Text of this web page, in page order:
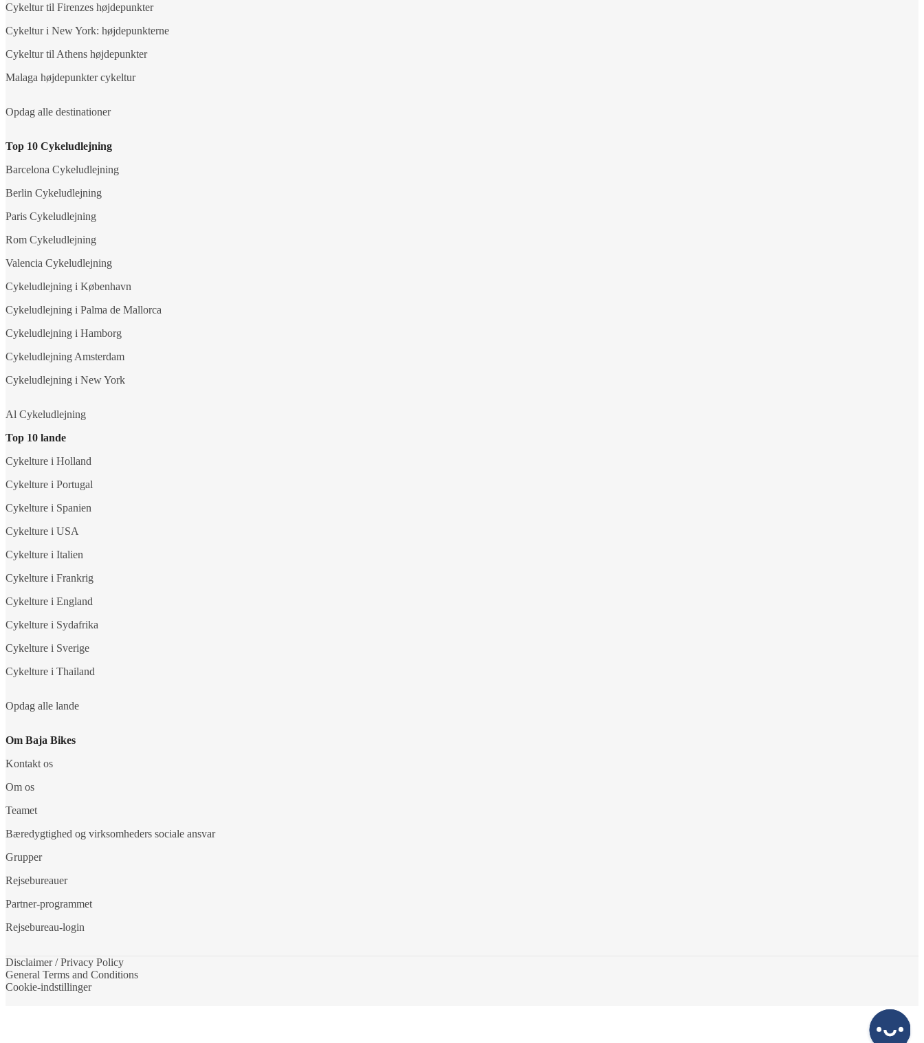
Cykeltur til Firenzes højdepunkter
Cykeltur i New York: højdepunkterne
Cykeltur til Athens højdepunkter
Malaga højdepunkter cykeltur
Opdag alle destinationer
Top 10 Cykeludlejning
Barcelona Cykeludlejning
Berlin Cykeludlejning
Paris Cykeludlejning
Rom Cykeludlejning
Valencia Cykeludlejning
Cykeludlejning i København
Cykeludlejning i Palma de Mallorca
Cykeludlejning i Hamborg
Cykeludlejning Amsterdam
Cykeludlejning i New York
Al Cykeludlejning
Top 10 lande
Cykelture i Holland
Cykelture i Portugal
Cykelture i Spanien
Cykelture i USA
Cykelture i Italien
Cykelture i Frankrig
Cykelture i England
Cykelture i Sydafrika
Cykelture i Sverige
Cykelture i Thailand
Opdag alle lande
Om Baja Bikes
Kontakt os
Om os
Teamet
Bæredygtighed og virksomheders sociale ansvar
Grupper
Rejsebureauer
Partner-programmet
Rejsebureau-login
Disclaimer / Privacy Policy
General Terms and Conditions
Cookie-indstillinger